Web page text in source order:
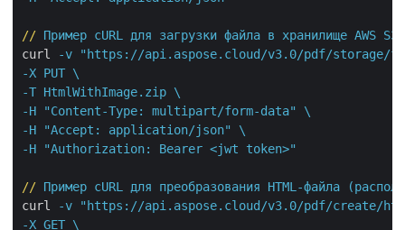
// Пример cURL для загрузки файла в хранилище AWS S3
curl
-v "https://api.aspose.cloud/v3.0/pdf/storage/
-X PUT \
-T HtmlWithImage.zip \
-H "Content-Type: multipart/form-data" \
-H "Accept: application/json" \
-H "Authorization: Bearer <jwt token>"
// Пример cURL для преобразования HTML-файла
curl
-v "https://api.aspose.cloud/v3.0/pdf/create/
-X GET \